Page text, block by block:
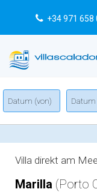
+34 971 658
Villa direkt am
Marilla (Porto